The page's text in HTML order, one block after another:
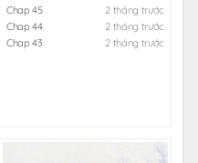
Chap 45
2 tháng trước
Chap 44
2 tháng trước
Chap 43
2 tháng trước